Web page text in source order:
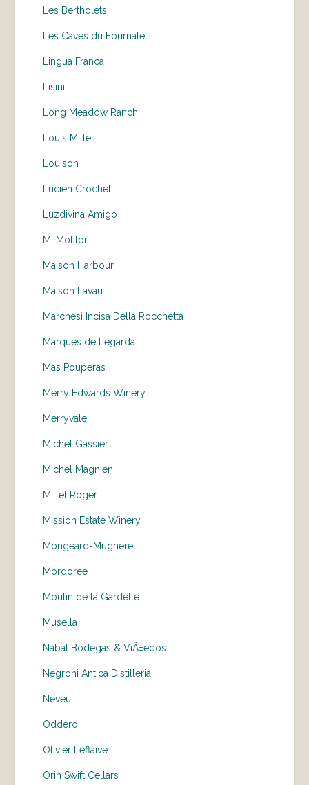
Les Bertholets
Les Caves du Fournalet
Lingua Franca
Lisini
Long Meadow Ranch
Louis Millet
Louison
Lucien Crochet
Luzdivina Amigo
M. Molitor
Maison Harbour
Maison Lavau
Marchesi Incisa Della Rocchetta
Marques de Legarda
Mas Pouperas
Merry Edwards Winery
Merryvale
Michel Gassier
Michel Magnien
Millet Roger
Mission Estate Winery
Mongeard-Mugneret
Mordoree
Moulin de la Gardette
Musella
Nabal Bodegas & ViÃ±edos
Negroni Antica Distilleria
Neveu
Oddero
Olivier Leflaive
Orin Swift Cellars